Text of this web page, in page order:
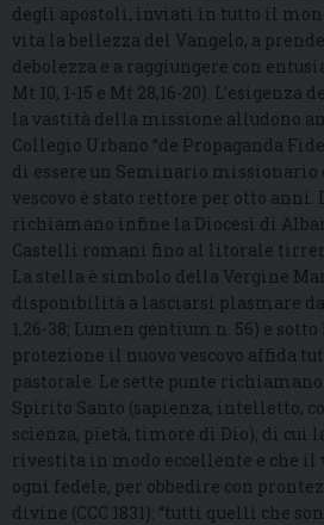
degli apostoli, inviati in tutto il
vita la bellezza del Vangelo, a
debolezza e a raggiungere con
Mt 10, 1-15 e Mt 28,16-20).
la vastità della missione alludono
Collegio Urbano “de Propaganda
di essere un Seminario missionario
vescovo è stato rettore per otto
richiamano infine la Diocesi di
Castelli romani fino al litorale
La stella è simbolo della Vergine
disponibilità a lasciarsi plasmare
1,26-38; Lumen gentium n. 56) e
protezione il nuovo vescovo affida
pastorale. Le sette punte
Spirito Santo (sapienza, intelletto,
scienza, pietà, timore di Dio), di cui
rivestita in modo eccellente e che il
ogni fedele, per obbedire con
divine (CCC 1831): “tutti quelli che